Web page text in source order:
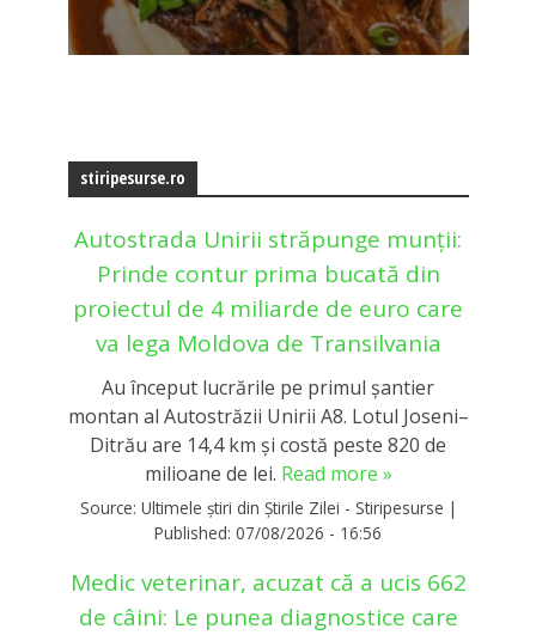
stiripesurse.ro
Autostrada Unirii străpunge munții:
Prinde contur prima bucată din
proiectul de 4 miliarde de euro care
va lega Moldova de Transilvania
Au început lucrările pe primul șantier
montan al Autostrăzii Unirii A8. Lotul Joseni–
Ditrău are 14,4 km și costă peste 820 de
milioane de lei. Read more »
Source: Ultimele știri din Știrile Zilei - Stiripesurse |
Published: 07/08/2026 - 16:56
Medic veterinar, acuzat că a ucis 662
de câini: Le punea diagnostice care